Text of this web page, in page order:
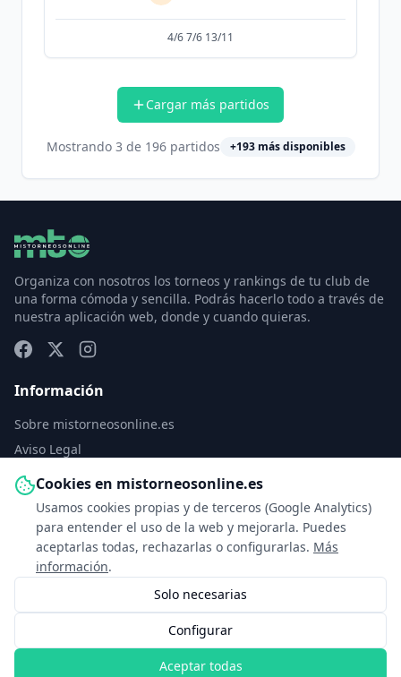
Cookies en mistorneosonline.es
Usamos cookies propias y de terceros (Google Analytics)
para entender el uso de la web y mejorarla. Puedes
aceptarlas todas, rechazarlas o configurarlas. Más
información.
Solo necesarias
Configurar
Aceptar todas
4/6 7/6 13/11
Cargar más partidos
Mostrando 3 de 196partidos +193más disponibles
Organiza con nosotros los torneos y rankings de tu club de
una forma cómoda y sencilla. Podrás hacerlo todo a través de
nuestra aplicación web, donde y cuando quieras.
Información
Sobre mistorneosonline.es
Aviso Legal
Política de Privacidad
Política de Cookies
Configurar cookies
Contacto
info@mistorneosonline.es
© 2026 Copyright: mistorneosonline.es